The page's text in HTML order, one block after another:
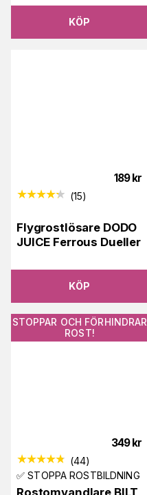
KÖP
189 kr
(15)
Flygrostlösare DODO
JUICE Ferrous Dueller
KÖP
STOPPAR OCH FÖRHINDRAR
ROST!
349 kr
(44)
✅ STOPPA ROSTBILDNING
Rostomvandlare BILT